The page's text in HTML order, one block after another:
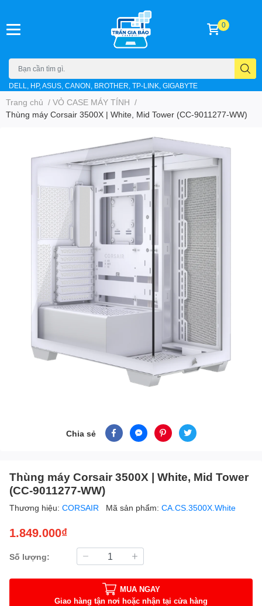
DELL, HP, ASUS, CANON, BROTHER, TP-LINK, GIGABYTE
0
Trang chủ / VỎ CASE MÁY TÍNH /
Thùng máy Corsair 3500X | White, Mid Tower (CC-9011277-WW)
Chia sẻ
Thùng máy Corsair 3500X | White, Mid Tower
(CC-9011277-WW)
Thương hiệu: CORSAIR Mã sản phẩm: CA.CS.3500X.White
1.849.000₫
Số lượng:
MUA NGAY
Giao hàng tận nơi hoặc nhận tại cửa hàng